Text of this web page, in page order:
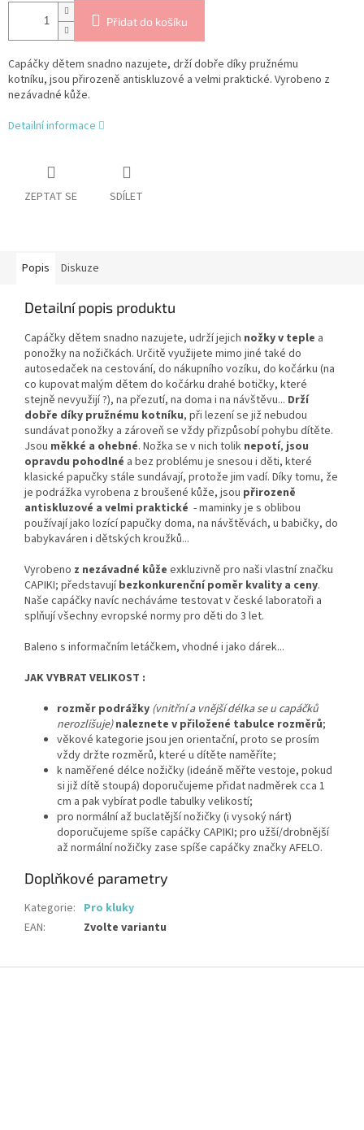
Přidat do košíku
Capáčky dětem snadno nazujete, drží dobře díky pružnému
kotníku, jsou přirozeně antiskluzové a velmi praktické. Vyrobeno z
nezávadné kůže.
Detailní informace
ZEPTAT SE SDÍLET
Popis Diskuze
Detailní popis produktu
Capáčky dětem snadno nazujete, udrží jejich nožky v teple a
ponožky na nožičkách. Určitě využijete mimo jiné také do
autosedaček na cestování, do nákupního vozíku, do kočárku (na
co kupovat malým dětem do kočárku drahé botičky, které
stejně nevyužijí ?), na přezutí, na doma i na návštěvu... Drží
dobře díky pružnému kotníku, při lezení se již nebudou
sundávat ponožky a zároveň se vždy přizpůsobí pohybu dítěte.
Jsou měkké a ohebné. Nožka se v nich tolik nepotí,jsou
opravdu pohodlné a bez problému je snesou i děti, které
klasické papučky stále sundávají, protože jim vadí. Díky tomu, že
je podrážka vyrobena z broušené kůže, jsou přirozeně
antiskluzové a velmi praktické - maminky je s oblibou
používají jako lozící papučky doma, na návštěvách, u babičky, do
babykaváren i dětských kroužků...
Vyrobeno z nezávadné kůže exkluzivně pro naši vlastní značku
CAPIKI; představujíbezkonkurenční poměr kvality a ceny.
Naše capáčky navíc necháváme testovat v české laboratoři a
splňují všechny evropské normy pro děti do 3 let.
Baleno s informačním letáčkem, vhodné i jako dárek...
JAK VYBRAT VELIKOST :
rozměr podrážky (vnitřní a vnější délka se u capáčků
nerozlišuje)naleznete v přiložené tabulce rozměrů;
věkové kategorie jsou jen orientační, proto se prosím
vždy držte rozměrů, které u dítěte naměříte;
k naměřené délce nožičky (ideáně měřte vestoje, pokud
si již dítě stoupá) doporučujeme přidat nadměrek cca 1
cm a pak vybírat podle tabulky velikostí;
pro normální až buclatější nožičky (i vysoký nárt)
doporučujeme spíše capáčky CAPIKI; pro užší/drobnější
až normální nožičky zase spíše capáčky značky AFELO.
Doplňkové parametry
Kategorie: Pro kluky
EAN: Zvolte variantu